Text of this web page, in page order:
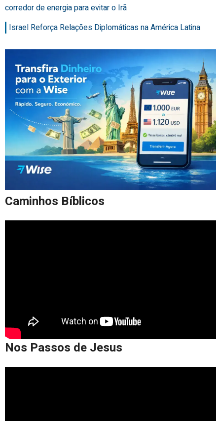
corredor de energia para evitar o Irã
Israel Reforça Relações Diplomáticas na América Latina
Caminhos Bíblicos
Nos Passos de Jesus